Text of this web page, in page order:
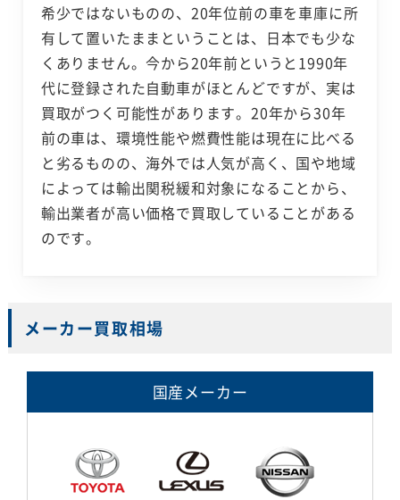
希少ではないものの、20年位前の車を車庫に所
有して置いたままということは、日本でも少な
くありません。今から20年前というと1990年
代に登録された自動車がほとんどですが、実は
買取がつく可能性があります。20年から30年
前の車は、環境性能や燃費性能は現在に比べる
と劣るものの、海外では人気が高く、国や地域
によっては輸出関税緩和対象になることから、
輸出業者が高い価格で買取していることがある
のです。
メーカー買取相場
国産メーカー